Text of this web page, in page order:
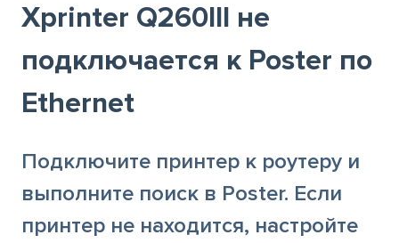
Xprinter Q260lll не
подключается к Poster по
Ethernet
Подключите принтер к роутеру и
выполните поиск в Poster. Если
принтер не находится, настройте